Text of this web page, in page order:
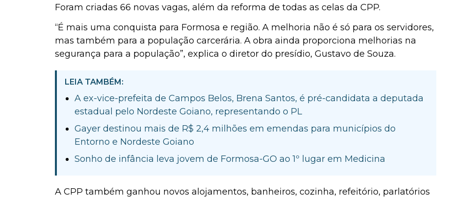
Foram criadas 66 novas vagas, além da reforma de todas as celas da CPP.
“É mais uma conquista para Formosa e região. A melhoria não é só para os servidores,
mas também para a população carcerária. A obra ainda proporciona melhorias na
segurança para a população”, explica o diretor do presídio, Gustavo de Souza.
LEIA TAMBÉM:
A ex-vice-prefeita de Campos Belos, Brena Santos, é pré-candidata a deputada
estadual pelo Nordeste Goiano, representando o PL
Gayer destinou mais de R$ 2,4 milhões em emendas para municípios do
Entorno e Nordeste Goiano
Sonho de infância leva jovem de Formosa-GO ao 1º lugar em Medicina
A CPP também ganhou novos alojamentos, banheiros, cozinha, refeitório, parlatórios